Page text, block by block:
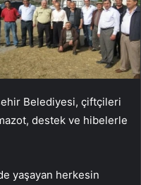
Belediyesi, çiftçileri
destek ve hibelerle
yaşayan herkesin